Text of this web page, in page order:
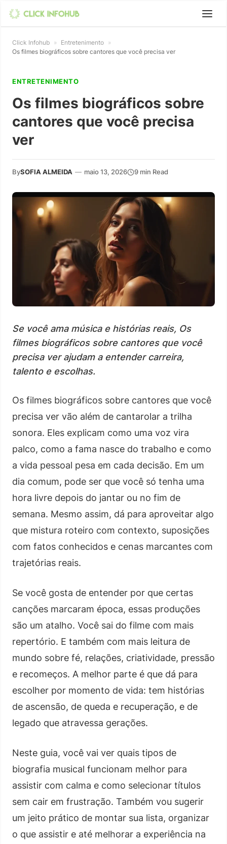
Click Infohub » Entretenimento »
Os filmes biográficos sobre cantores que você precisa ver
ENTRETENIMENTO
Os filmes biográficos sobre
cantores que você precisa
ver
BySOFIA ALMEIDA — maio 13, 2026 9 min Read
Se você ama música e histórias reais, Os
filmes biográficos sobre cantores que você
precisa ver ajudam a entender carreira,
talento e escolhas.
Os filmes biográficos sobre cantores que você
precisa ver vão além de cantarolar a trilha
sonora. Eles explicam como uma voz vira
palco, como a fama nasce do trabalho e como
a vida pessoal pesa em cada decisão. Em um
dia comum, pode ser que você só tenha uma
hora livre depois do jantar ou no fim de
semana. Mesmo assim, dá para aproveitar algo
que mistura roteiro com contexto, suposições
com fatos conhecidos e cenas marcantes com
trajetórias reais.
Se você gosta de entender por que certas
canções marcaram época, essas produções
são um atalho. Você sai do filme com mais
repertório. E também com mais leitura de
mundo sobre fé, relações, criatividade, pressão
e recomeços. A melhor parte é que dá para
escolher por momento de vida: tem histórias
de ascensão, de queda e recuperação, e de
legado que atravessa gerações.
Neste guia, você vai ver quais tipos de
biografia musical funcionam melhor para
assistir com calma e como selecionar títulos
sem cair em frustração. Também vou sugerir
um jeito prático de montar sua lista, organizar
o que assistir e até melhorar a experiência na